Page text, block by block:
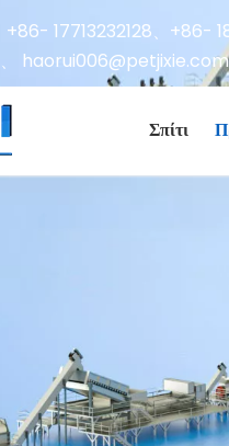
+86- 17713232128 +86-
、 haorui006@petjixie.com
Σπίτι